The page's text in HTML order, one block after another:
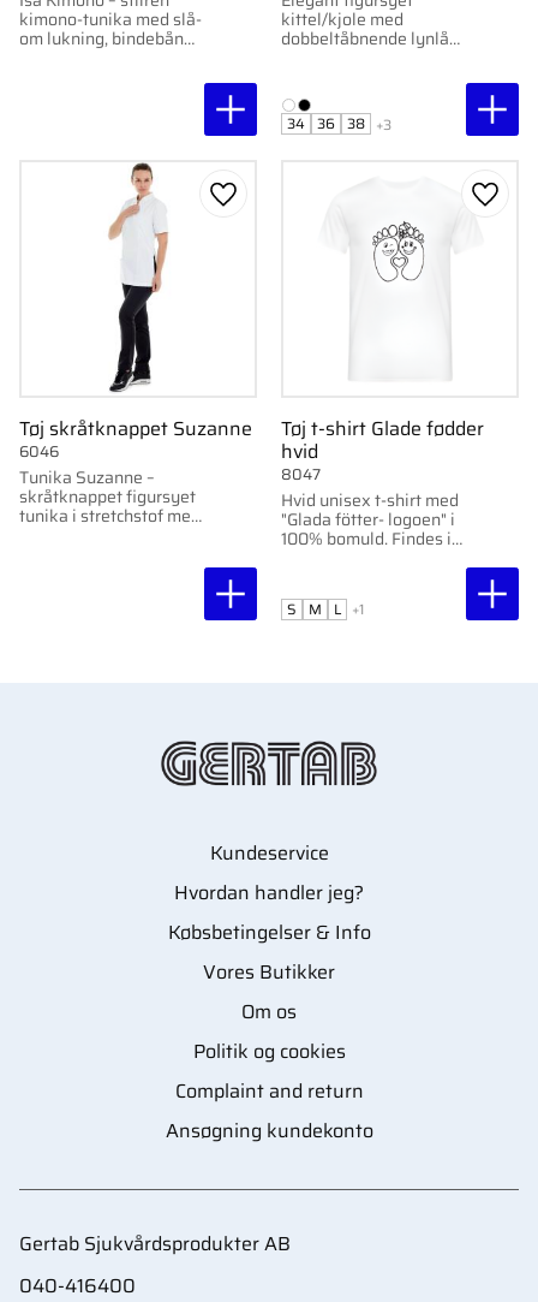
kimono-tunika med slå-
om lukning, bindebånd
kittel/kjole med
dobbeltåbnende lynlås,
Findes i hvid og sort.
34 36 38 +3
Tøj skråtknappet Suzanne
Tunika Suzanne –
skråtknappet figursyet
tunika i stretchstof med
6046
Gem som favorit
Tøj t-shirt Glade fødder
hvid
Hvid unisex t-shirt med
"Glada fötter- logoen" i
100% bomuld. Findes i
8047
Gem
S M L +1
Kundeservice
Hvordan handler jeg?
Købsbetingelser & Info
Vores Butikker
Om os
Politik og cookies
Complaint and return
Ansøgning kundekonto
Gertab Sjukvårdsprodukter AB
040-416400